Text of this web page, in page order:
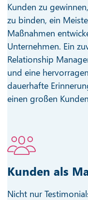
Kunden zu
zu binden, ein
Maßnahmen
Unternehmen. Ein
Relationship
und eine
dauerhafte
einen großen
Kunden als
Nicht nur